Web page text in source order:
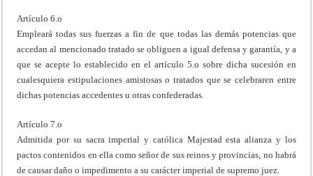
Artículo 6.o
Empleará todas sus fuerzas a fin de que todas las demás potencias que
accedan al mencionado tratado se obliguen a igual defensa y garantía, y a
que se acepte lo establecido en el artículo 5.o sobre dicha sucesión en
cualesquiera estipulaciones amistosas o tratados que se celebraren entre
dichas potencias accedentes u otras confederadas.
Artículo 7.o
Admitida por su sacra imperial y católica Majestad esta alianza y los
pactos contenidos en ella como señor de sus reinos y provincias, no habrá
de causar daño o impedimento a su carácter imperial de supremo juez.